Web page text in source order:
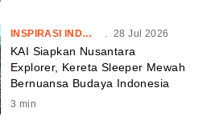
INSPIRASI INDONESIA . 28 Jul 2026
KAI Siapkan Nusantara
Explorer, Kereta Sleeper Mewah
Bernuansa Budaya Indonesia
3 min